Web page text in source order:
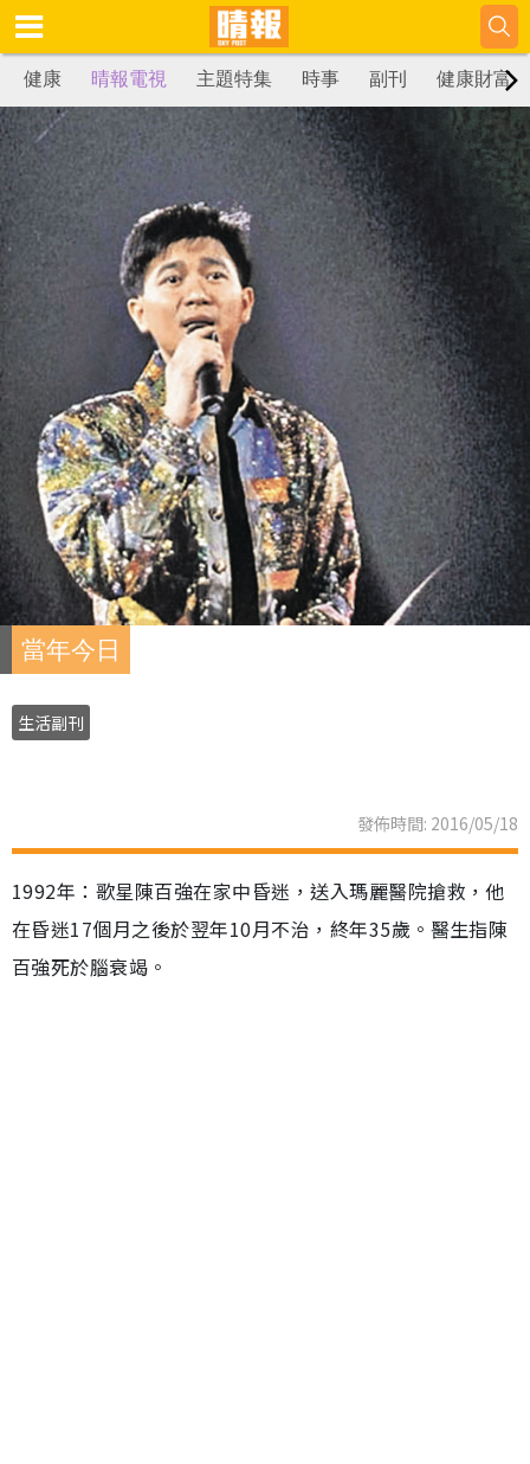
健康 晴報電視 主題特集 時事 副刊 健康財富
當年今日
生活副刊
發佈時間: 2016/05/18
1992年：歌星陳百強在家中昏迷，送入瑪麗醫院搶救，他
在昏迷17個月之後於翌年10月不治，終年35歲。醫生指陳
百強死於腦衰竭。